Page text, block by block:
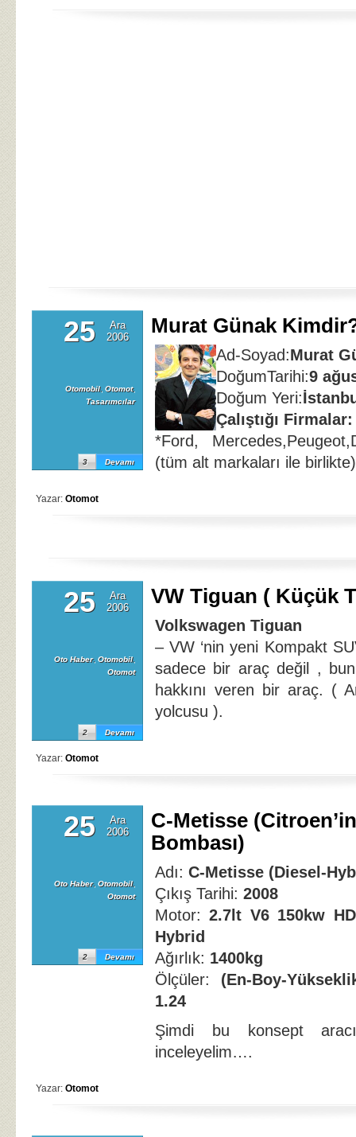
25
Ara
2006
Otomobil, Otomot,
Tasarımcılar
Devamı
3
Murat Günak
Ad-Soyad:Murat
DoğumTarihi:9
Doğum Yeri:
Çalıştığı Firmalar:
*Ford,
(tüm alt markaları ile birlikte)
Yazar: Otomot
25
Ara
2006
Oto Haber, Otomobil,
Otomot
Devamı
2
VW Tiguan ( Küçük
Volkswagen Tiguan
– VW ‘nin yeni Kompakt
sadece bir araç değil ,
hakkını veren bir araç. (
yolcusu ).
Yazar: Otomot
25
Ara
2006
Oto Haber, Otomobil,
Otomot
Devamı
2
C-Metisse
Bombası)
Adı: C-Metisse (Diesel-
Çıkış Tarihi: 2008
Motor:2.7lt V6 150kw
Hybrid
Ağırlık: 1400kg
Ölçüler: (En-Boy-
1.24
Şimdi bu konsept
inceleyelim….
Yazar: Otomot